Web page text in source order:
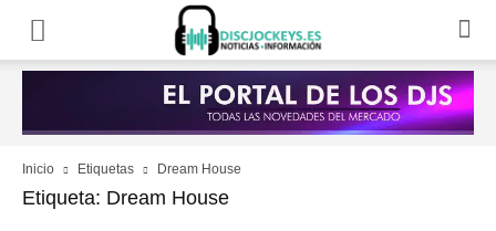
Inicio Etiquetas Dream House
Etiqueta: Dream House